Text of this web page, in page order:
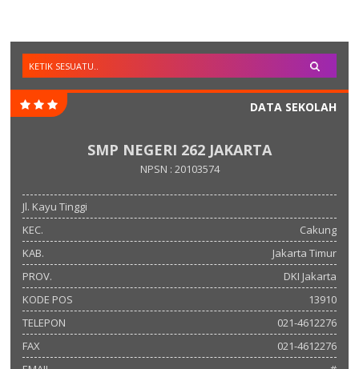
DATA SEKOLAH
SMP NEGERI 262 JAKARTA
NPSN : 20103574
Jl. Kayu Tinggi
KEC.
Cakung
KAB.
Jakarta Timur
PROV.
DKI Jakarta
KODE POS
13910
TELEPON
021-4612276
FAX
021-4612276